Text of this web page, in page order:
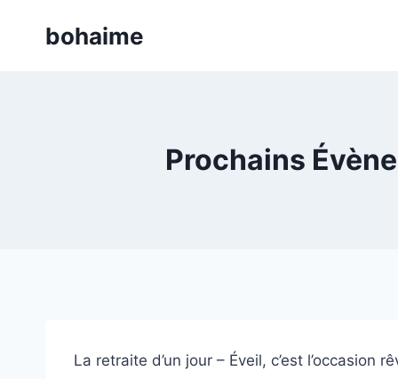
bohaime
Prochains
La retraite d’un jour – Éveil, c’est l’occasion